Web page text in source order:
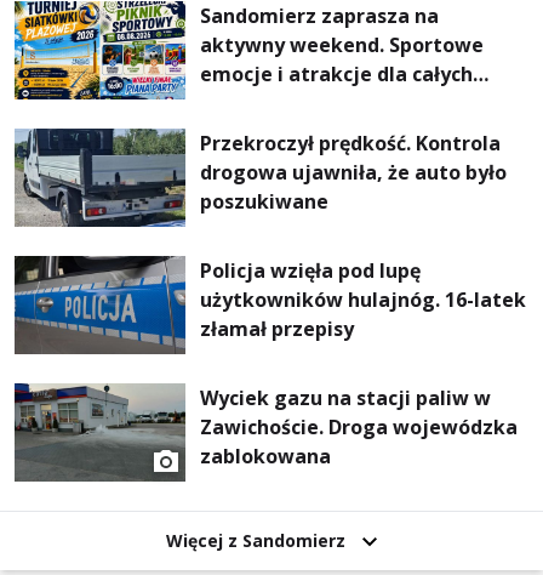
Sandomierz zaprasza na
aktywny weekend. Sportowe
emocje i atrakcje dla całych
Przekroczył prędkość. Kontrola
drogowa ujawniła, że auto było
poszukiwane
Policja wzięła pod lupę
użytkowników hulajnóg. 16-latek
złamał przepisy
Wyciek gazu na stacji paliw w
Zawichoście. Droga wojewódzka
zablokowana
Więcej z Sandomierz